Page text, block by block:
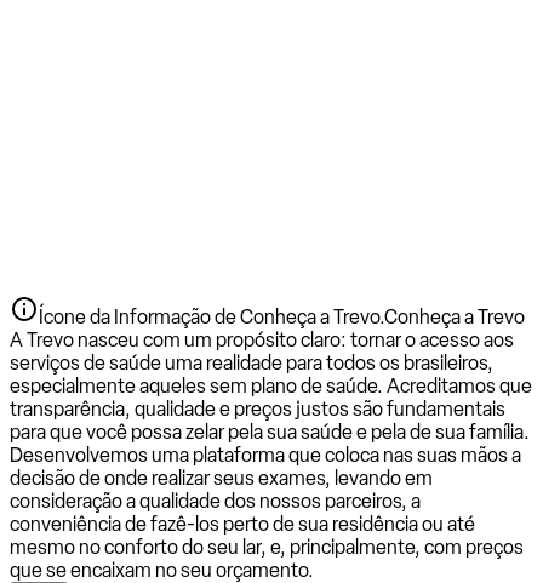
Ícone da Informação de Conheça a Trevo.Conheça a Trevo
A Trevo nasceu com um propósito claro: tornar o acesso aos
serviços de saúde uma realidade para todos os brasileiros,
especialmente aqueles sem plano de saúde. Acreditamos que
transparência, qualidade e preços justos são fundamentais
para que você possa zelar pela sua saúde e pela de sua família.
Desenvolvemos uma plataforma que coloca nas suas mãos a
decisão de onde realizar seus exames, levando em
consideração a qualidade dos nossos parceiros, a
conveniência de fazê-los perto de sua residência ou até
mesmo no conforto do seu lar, e, principalmente, com preços
que se encaixam no seu orçamento.